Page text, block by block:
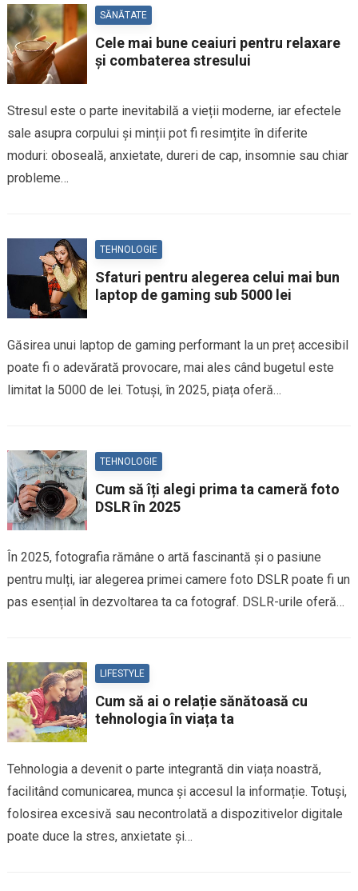
SĂNĂTATE
Cele mai bune ceaiuri pentru relaxare
și combaterea stresului
Stresul este o parte inevitabilă a vieții moderne, iar efectele
sale asupra corpului și minții pot fi resimțite în diferite
moduri: oboseală, anxietate, dureri de cap, insomnie sau chiar
probleme…
TEHNOLOGIE
Sfaturi pentru alegerea celui mai bun
laptop de gaming sub 5000 lei
Găsirea unui laptop de gaming performant la un preț accesibil
poate fi o adevărată provocare, mai ales când bugetul este
limitat la 5000 de lei. Totuși, în 2025, piața oferă…
TEHNOLOGIE
Cum să îți alegi prima ta cameră foto
DSLR în 2025
În 2025, fotografia rămâne o artă fascinantă și o pasiune
pentru mulți, iar alegerea primei camere foto DSLR poate fi un
pas esențial în dezvoltarea ta ca fotograf. DSLR-urile oferă…
LIFESTYLE
Cum să ai o relație sănătoasă cu
tehnologia în viața ta
Tehnologia a devenit o parte integrantă din viața noastră,
facilitând comunicarea, munca și accesul la informație. Totuși,
folosirea excesivă sau necontrolată a dispozitivelor digitale
poate duce la stres, anxietate și…